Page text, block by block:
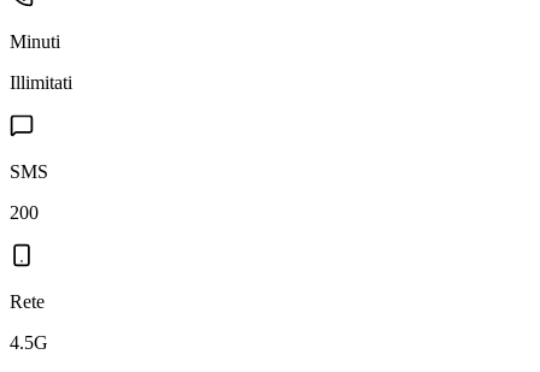
Minuti
Illimitati
SMS
200
Rete
4.5G